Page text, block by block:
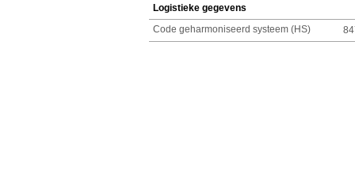
Logistieke gegevens
Code geharmoniseerd systeem (HS)